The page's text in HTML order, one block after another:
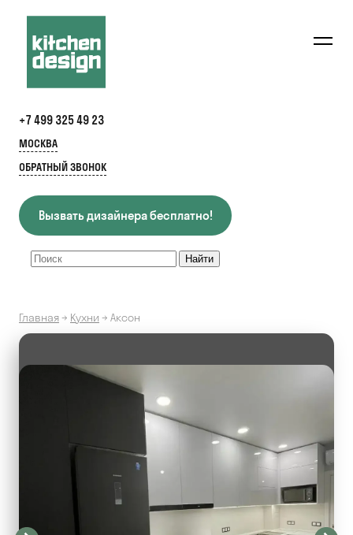
+7 499 325 49 23
МОСКВА
ОБРАТНЫЙ ЗВОНОК
Вызвать дизайнера бесплатно!
Главная→ Кухни → Аксон